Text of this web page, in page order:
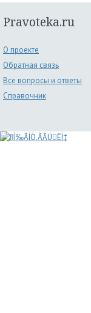
Pravoteka.ru
О проекте
Обратная связь
Все вопросы и ответы
Справочник